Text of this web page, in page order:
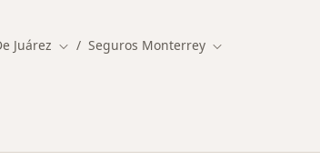
Juárez Cambiar de ciudad
Seguros Monterrey Cambiar de ciudad